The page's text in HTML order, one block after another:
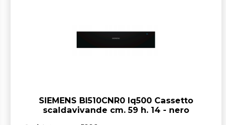
SIEMENS BI510CNR0 Iq500 Cassetto
scaldavivande cm. 59 h. 14 - nero